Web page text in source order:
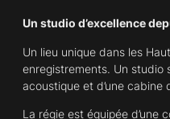
Un studio d’excellence
Un lieu unique dans les
enregistrements. Un studio
acoustique et d’une cabine
La régie est équipée d’une